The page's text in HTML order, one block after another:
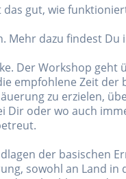
gut, wie
Mehr dazu findest
Der Workshop
empfohlene Zeit
zu erzielen,
Dir oder wo auch
der basischen
sowohl an Land